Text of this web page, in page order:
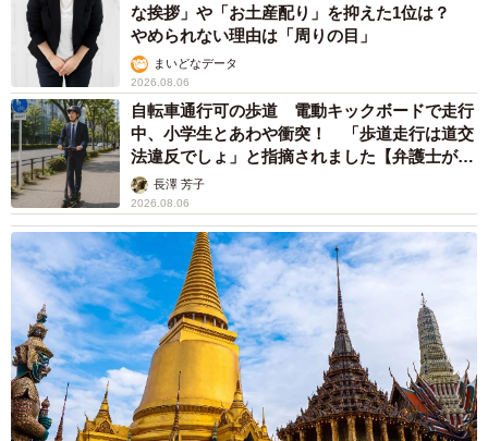
な挨拶」や「お土産配り」を抑えた1位は？
やめられない理由は「周りの目」
まいどなデータ
2026.08.06
自転車通行可の歩道 電動キックボードで走行
中、小学生とあわや衝突！ 「歩道走行は道交
法違反でしょ」と指摘されました【弁護士が解
説】長澤 芳子
2026.08.06